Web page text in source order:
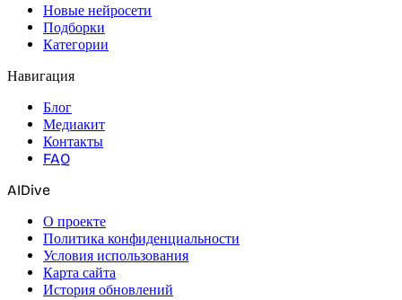
Новые нейросети
Подборки
Категории
Навигация
Блог
Медиакит
Контакты
FAQ
AIDive
О проекте
Политика конфиденциальности
Условия использования
Карта сайта
История обновлений